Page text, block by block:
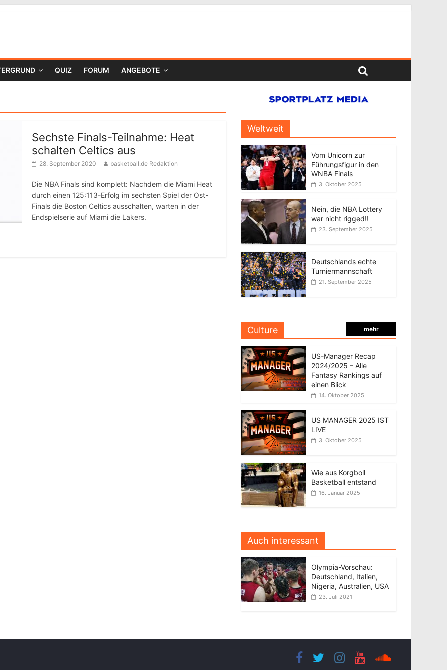
QUIZ FORUM ANGEBOTE
Sechste Finals-Teilnahme: Heat
schalten Celtics aus
28. September 2020 basketball.de Redaktion
Die NBA Finals sind komplett: Nachdem die Miami Heat
durch einen 125:113-Erfolg im sechsten Spiel der Ost-
Finals die Boston Celtics ausschalten, warten in der
Endspielserie auf Miami die Lakers.
Weltweit
Vom Unicorn zur
Führungsfigur in den
WNBA Finals
3. Oktober 2025
Nein, die NBA Lottery
war nicht rigged!!
23. September 2025
Deutschlands echte
Turniermannschaft
21. September 2025
Culture mehr
US-Manager Recap
2024/2025 – Alle
Fantasy Rankings auf
einen Blick
14. Oktober 2025
US MANAGER 2025 IST
LIVE
3. Oktober 2025
Wie aus Korgboll
Basketball entstand
16. Januar 2025
Auch interessant
Olympia-Vorschau:
Deutschland, Italien,
Nigeria, Australien, USA
23. Juli 2021